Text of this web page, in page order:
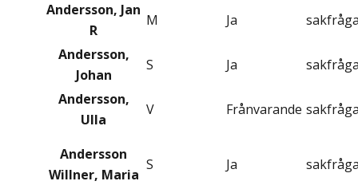
Andersson, Jan
R
M Ja
Andersson,
Johan
S Ja
Andersson,
Ulla
V Frånvarande
Andersson
Willner, Maria
S Ja